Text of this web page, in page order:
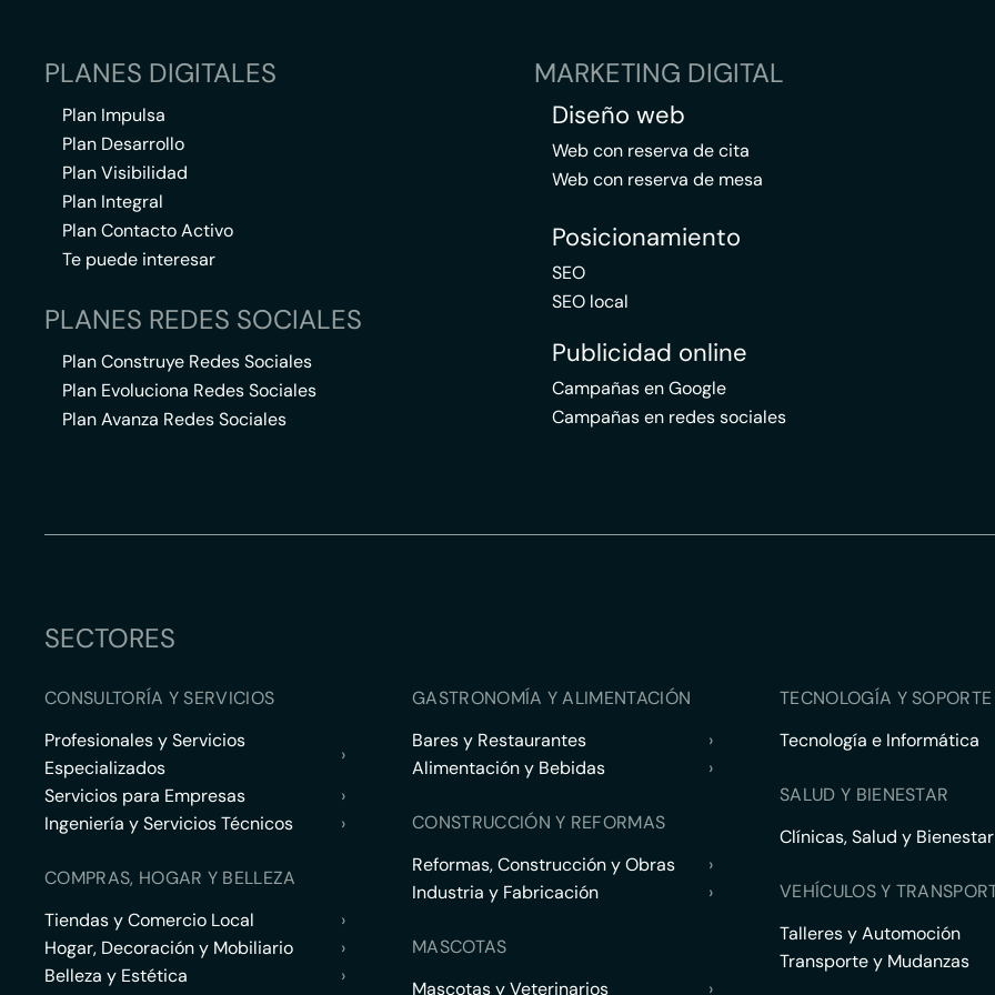
PLANES DIGITALES
Plan Impulsa
Plan Desarrollo
Plan Visibilidad
Plan Integral
Plan Contacto Activo
Te puede interesar
PLANES REDES SOCIALES
Plan Construye Redes Sociales
Plan Evoluciona Redes Sociales
Plan Avanza Redes Sociales
MARKETING DIGITAL
Diseño web
Web con reserva de cita
Web con reserva de mesa
Posicionamiento
SEO
SEO local
Publicidad online
Campañas en Google
Campañas en redes sociales
SECTORES
CONSULTORÍA Y SERVICIOS
Profesionales y Servicios
Especializados
›
Servicios para Empresas
›
Ingeniería y Servicios Técnicos
›
COMPRAS, HOGAR Y BELLEZA
Tiendas y Comercio Local
›
Hogar, Decoración y Mobiliario
›
Belleza y Estética
›
GASTRONOMÍA Y ALIMENTACIÓN
Bares y Restaurantes
›
Alimentación y Bebidas
›
CONSTRUCCIÓN Y REFORMAS
Reformas, Construcción y Obras
›
Industria y Fabricación
›
MASCOTAS
Mascotas y Veterinarios
›
TECNOLOGÍA Y
Tecnología e Informática
SALUD Y BIENESTAR
Clínicas, Salud y Bienestar
VEHÍCULOS Y
Talleres y Automoción
Transporte y Mudanzas